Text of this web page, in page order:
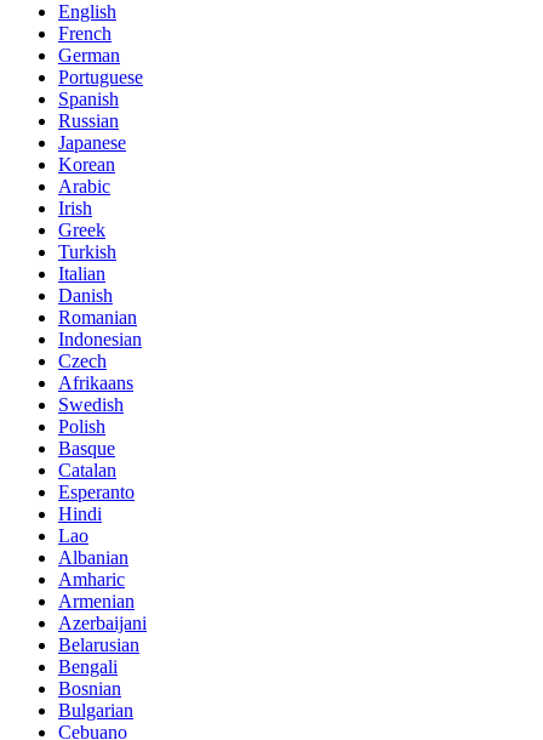
English
French
German
Portuguese
Spanish
Russian
Japanese
Korean
Arabic
Irish
Greek
Turkish
Italian
Danish
Romanian
Indonesian
Czech
Afrikaans
Swedish
Polish
Basque
Catalan
Esperanto
Hindi
Lao
Albanian
Amharic
Armenian
Azerbaijani
Belarusian
Bengali
Bosnian
Bulgarian
Cebuano